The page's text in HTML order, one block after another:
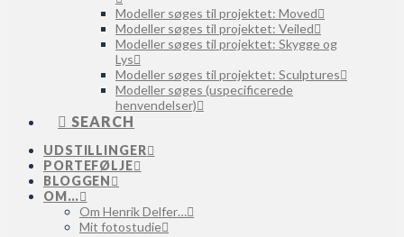
Modeller søges til projektet: Moved
Modeller søges til projektet: Veiled
Modeller søges til projektet: Skygge og
Lys
Modeller søges til projektet: Sculptures
Modeller søges (uspecificerede
henvendelser)
SEARCH
UDSTILLINGER
PORTEFØLJE
BLOGGEN
OM…
Om Henrik Delfer…
Mit fotostudie